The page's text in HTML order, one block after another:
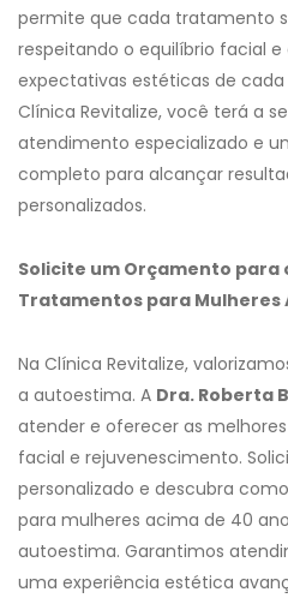
permite que cada tratamento
respeitando o equilíbrio facial
expectativas estéticas de
Clínica Revitalize, você terá a
atendimento especializado e
completo para alcançar
personalizados.
Solicite um Orçamento para
Tratamentos para Mulheres
Na Clínica Revitalize,
a autoestima. A Dra. Roberta
atender e oferecer as
facial e rejuvenescimento.
personalizado e descubra
para mulheres acima de 40
autoestima. Garantimos
uma experiência estética